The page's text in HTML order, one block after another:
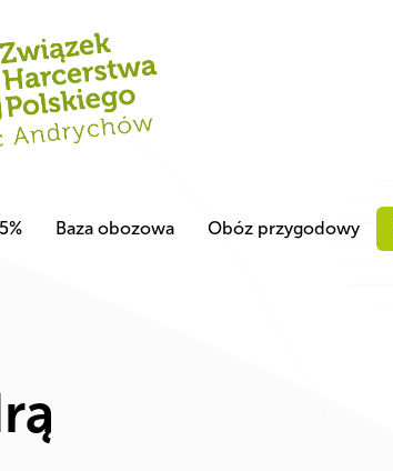
Baza obozowa Obóz przygodowy